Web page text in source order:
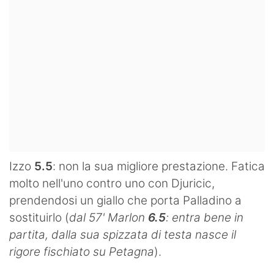
Izzo 5.5: non la sua migliore prestazione. Fatica
molto nell'uno contro uno con Djuricic,
prendendosi un giallo che porta Palladino a
sostituirlo (dal 57' Marlon 6.5: entra bene in
partita, dalla sua spizzata di testa nasce il
rigore fischiato su Petagna).